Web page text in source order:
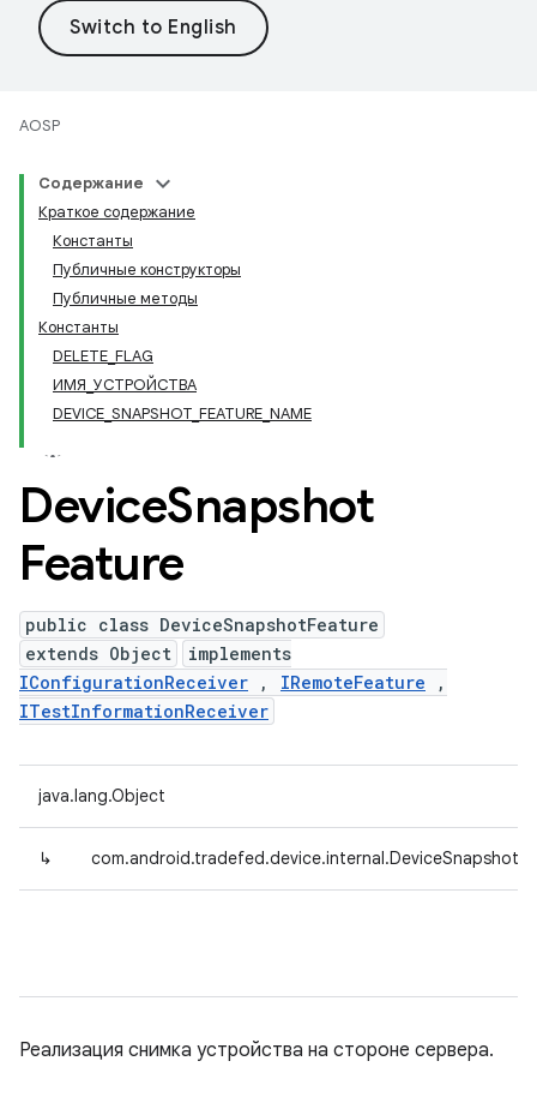
AOSP
Содержание
Краткое содержание
Константы
Публичные конструкторы
Публичные методы
Константы
DELETE_FLAG
ИМЯ_УСТРОЙСТВА
DEVICE_SNAPSHOT_FEATURE_NAME
DeviceSnapshot
Feature
public class DeviceSnapshotFeature
extends Object
implements
IConfigurationReceiver , IRemoteFeature ,
ITestInformationReceiver
java.lang.Object
↳
Реализация снимка устройства на стороне сервера.